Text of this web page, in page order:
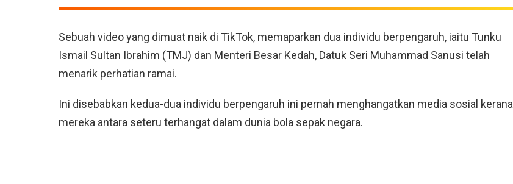
Sebuah video yang dimuat naik di TikTok, memaparkan dua individu berpengaruh, iaitu Tunku
Ismail Sultan Ibrahim (TMJ) dan Menteri Besar Kedah, Datuk Seri Muhammad Sanusi telah
menarik perhatian ramai.
Ini disebabkan kedua-dua individu berpengaruh ini pernah menghangatkan media sosial kerana
mereka antara seteru terhangat dalam dunia bola sepak negara.